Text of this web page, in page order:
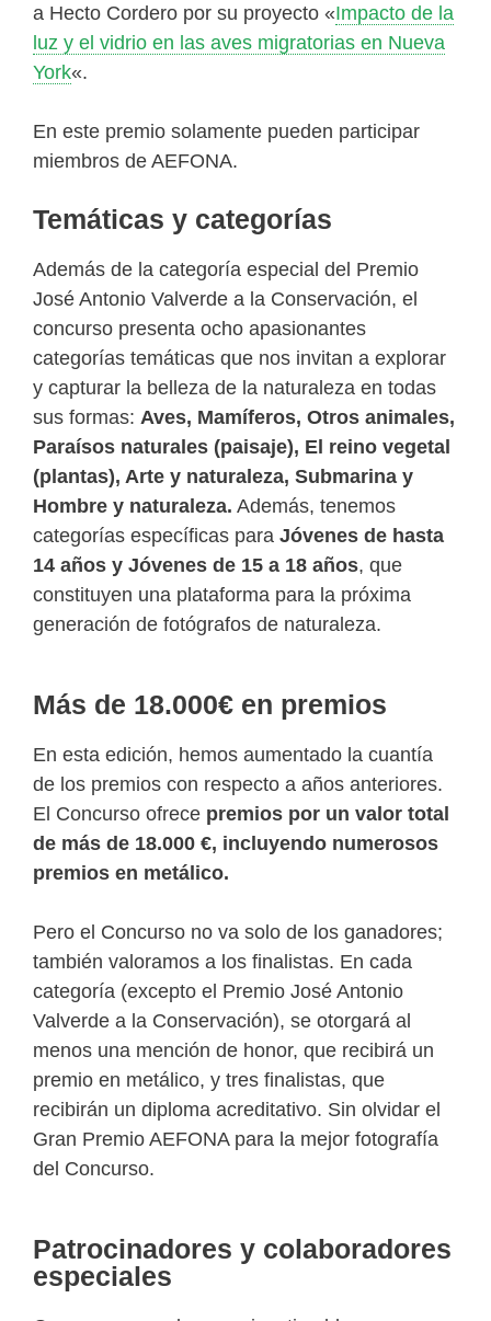
a Hecto Cordero por su proyecto «Impacto de la
luz y el vidrio en las aves migratorias en Nueva
York«.
En este premio solamente pueden participar
miembros de AEFONA.
Temáticas y categorías
Además de la categoría especial del Premio
José Antonio Valverde a la Conservación, el
concurso presenta ocho apasionantes
categorías temáticas que nos invitan a explorar
y capturar la belleza de la naturaleza en todas
sus formas: Aves, Mamíferos, Otros animales,
Paraísos naturales (paisaje), El reino vegetal
(plantas), Arte y naturaleza, Submarina y
Hombre y naturaleza. Además, tenemos
categorías específicas para Jóvenes de hasta
14 años y Jóvenes de 15 a 18 años, que
constituyen una plataforma para la próxima
generación de fotógrafos de naturaleza.
Más de 18.000€ en premios
En esta edición, hemos aumentado la cuantía
de los premios con respecto a años anteriores.
El Concurso ofrece premios por un valor total
de más de 18.000 €, incluyendo numerosos
premios en metálico.
Pero el Concurso no va solo de los ganadores;
también valoramos a los finalistas. En cada
categoría (excepto el Premio José Antonio
Valverde a la Conservación), se otorgará al
menos una mención de honor, que recibirá un
premio en metálico, y tres finalistas, que
recibirán un diploma acreditativo. Sin olvidar el
Gran Premio AEFONA para la mejor fotografía
del Concurso.
Patrocinadores y colaboradores
especiales